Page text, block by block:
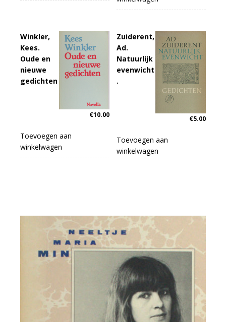
Winkler,
Kees.
Oude en
nieuwe
gedichten
€10.00
Toevoegen aan
winkelwagen
Zuiderent,
Ad.
Natuurlijk
evenwicht
.
€5.00
Toevoegen aan
winkelwagen